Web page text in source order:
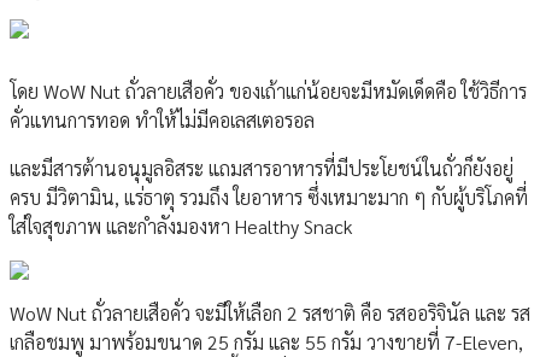
โดย WoW Nut ถั่วลายเสือคั่ว ของเถ้าแก่น้อยจะมีหมัดเด็ดคือ ใช้วิธีการ
คั่วแทนการทอด ทำให้ไม่มีคอเลสเตอรอล
และมีสารต้านอนุมูลอิสระ แถมสารอาหารที่มีประโยชน์ในถั่วก็ยังอยู่
ครบ มีวิตามิน, แร่ธาตุ รวมถึง ใยอาหาร ซึ่งเหมาะมาก ๆ กับผู้บริโภคที่
ใส่ใจสุขภาพ และกำลังมองหา Healthy Snack
WoW Nut ถั่วลายเสือคั่ว จะมีให้เลือก 2 รสชาติ คือ รสออริจินัล และ รส
เกลือชมพู มาพร้อมขนาด 25 กรัม และ 55 กรัม วางขายที่ 7-Eleven,